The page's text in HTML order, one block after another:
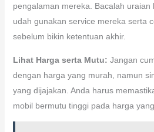
pengalaman mereka. Bacalah uraian
udah gunakan service mereka serta
sebelum bikin ketentuan akhir.
Lihat Harga serta Mutu: Jangan
dengan harga yang murah, namun
yang dijajakan. Anda harus
mobil bermutu tinggi pada harga